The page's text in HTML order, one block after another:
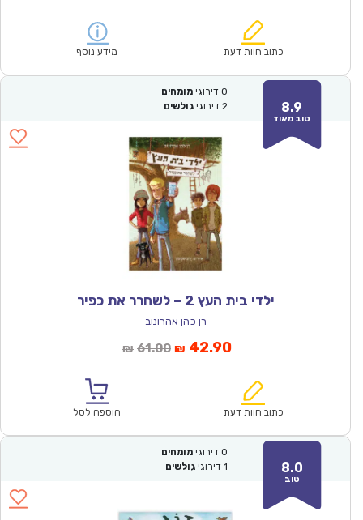
₪78.00.
הוא:
כתוב חוות דעת מידע נוסף
8.9
טוב מאוד
0 דירוגי מומחים
2 דירוגי גולשים
ילדי בית העץ 2 – לשחרר את כפיר
רן כהן אהרונוב
₪ 61.00המחיר
₪61.00.
₪ 42.90המחיר
הוא:
כתוב חוות דעת הוספה לסל
8.0
טוב
0 דירוגי מומחים
1 דירוגי גולשים